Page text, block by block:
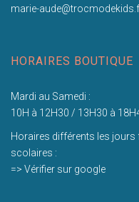
marie-
HORAIRES BOUTIQUE
Mardi au Samedi :
10H à 12H30 / 13H30 à
Horaires différents les jours
scolaires :
=> Vérifier sur google